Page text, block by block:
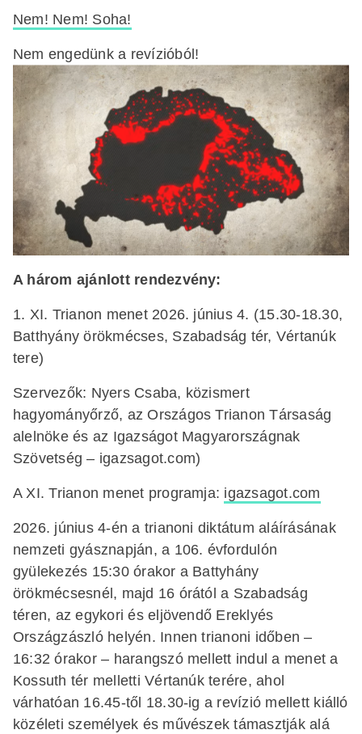
Nem! Nem! Soha!
Nem engedünk a revízióból!
A három ajánlott rendezvény:
1. XI. Trianon menet 2026. június 4. (15.30-18.30,
Batthyány örökmécses, Szabadság tér, Vértanúk
tere)
Szervezők: Nyers Csaba, közismert
hagyományőrző, az Országos Trianon Társaság
alelnöke és az Igazságot Magyarországnak
Szövetség – igazsagot.com)
A XI. Trianon menet programja: igazsagot.com
2026. június 4-én a trianoni diktátum aláírásának
nemzeti gyásznapján, a 106. évfordulón
gyülekezés 15:30 órakor a Battyhány
örökmécsesnél, majd 16 órától a Szabadság
téren, az egykori és eljövendő Ereklyés
Országzászló helyén. Innen trianoni időben –
16:32 órakor – harangszó mellett indul a menet a
Kossuth tér melletti Vértanúk terére, ahol
várhatóan 16.45-től 18.30-ig a revízió mellett kiálló
közéleti személyek és művészek támasztják alá